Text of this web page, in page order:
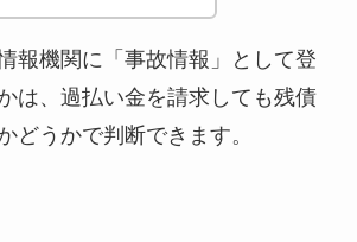
報機関に「事故情報」として登
は、過払い金を請求しても残債
どうかで判断できます。